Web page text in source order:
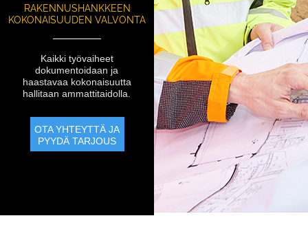
RAKENNUSHANKKEEN
KOKONAISUUDEN VALVONTA
Kaikki työvaiheet
dokumentoidaan ja
haastavaa kokonaisuutta
hallitaan ammattitaidolla.
OTA YHTEYTTÄ JA
PYYDÄ TARJOUS